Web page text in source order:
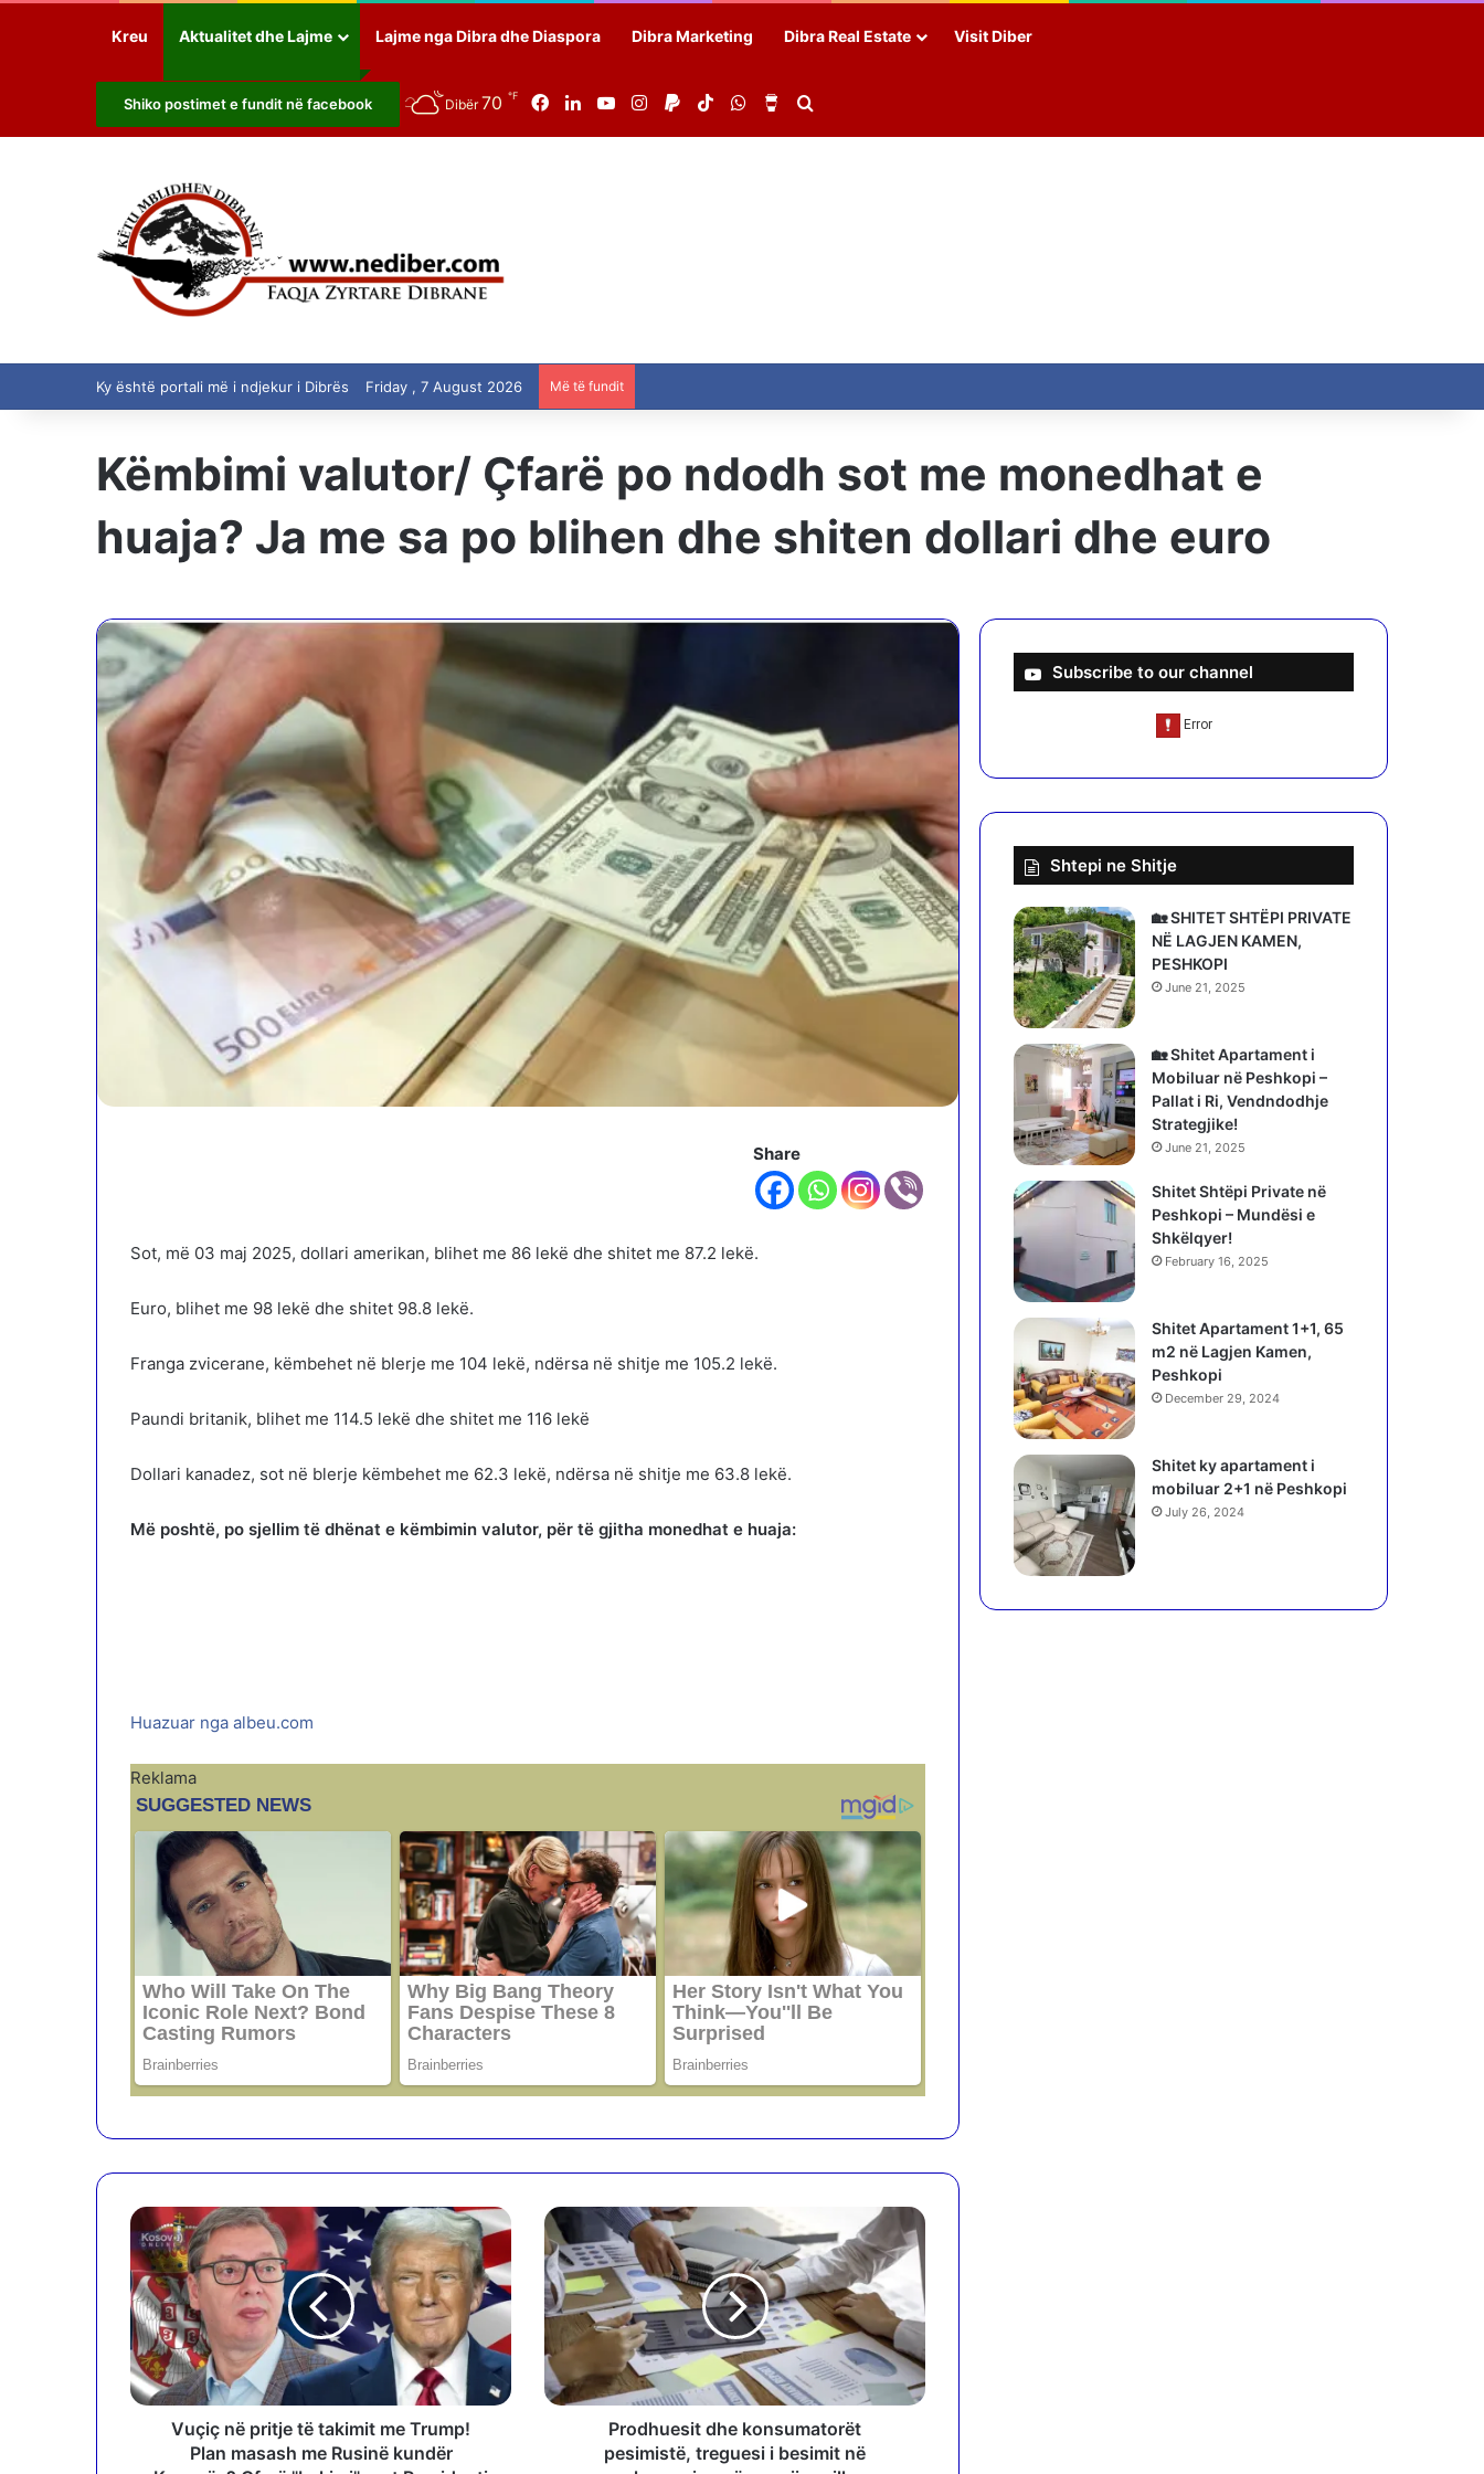
Kreu Aktualitet dhe Lajme Lajme nga Dibra dhe Diaspora Dibra Marketing Dibra Real Estate Visit Diber
Shiko postimet e fundit në facebook Dibër 70 ℉ FacebookLinkedInYouTubeInstagram
PaypalTikTokWhatsAppBuy Me a Coffee
Ky është portali më i ndjekur i Dibrës Friday , 7 August 2026 Më të fundit
Këmbimi valutor/ Çfarë po ndodh sot me monedhat e
huaja? Ja me sa po blihen dhe shiten dollari dhe euro
Share
Sot, më 03 maj 2025, dollari amerikan, blihet me 86 lekë dhe shitet me 87.2 lekë.
Euro, blihet me 98 lekë dhe shitet 98.8 lekë.
Franga zvicerane, këmbehet në blerje me 104 lekë, ndërsa në shitje me 105.2 lekë.
Paundi britanik, blihet me 114.5 lekë dhe shitet me 116 lekë
Dollari kanadez, sot në blerje këmbehet me 62.3 lekë, ndërsa në shitje me 63.8 lekë.
Më poshtë, po sjellim të dhënat e këmbimin valutor, për të gjitha monedhat e huaja:
Huazuar nga albeu.com
Reklama
V
ç
i
ç
n
ë
p
r
Vuçiç në pritje të takimit me Trump!
Plan masash me Rusinë kundër
P
r
o
d
h
u
e
s
i
Prodhuesit dhe konsumatorët
pesimistë, treguesi i besimit në
Subscribe to our channel
Shtepi ne Shitje
🏡 SHITET SHTËPI PRIVATE
NË LAGJEN KAMEN,
PESHKOPI
June 21, 2025
🏡 Shitet Apartament i
Mobiluar në Peshkopi –
Pallat i Ri, Vendndodhje
Strategjike!
June 21, 2025
Shitet Shtëpi Private në
Peshkopi – Mundësi e
Shkëlqyer!
February 16, 2025
Shitet Apartament 1+1, 65
m2 në Lagjen Kamen,
Peshkopi
December 29, 2024
Shitet ky apartament i
mobiluar 2+1 në Peshkopi
July 26, 2024